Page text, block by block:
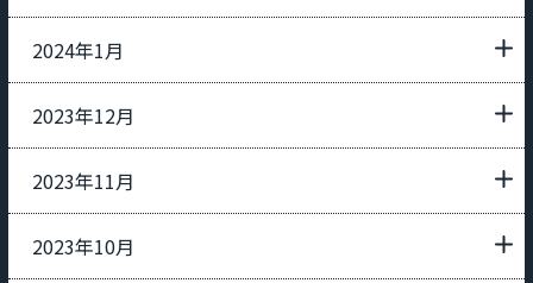
2024年1月
2023年12月
2023年11月
2023年10月